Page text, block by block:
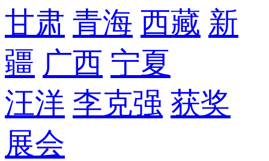
甘肃 青海 西藏 新
疆 广西 宁夏
汪洋 李克强 获奖
展会